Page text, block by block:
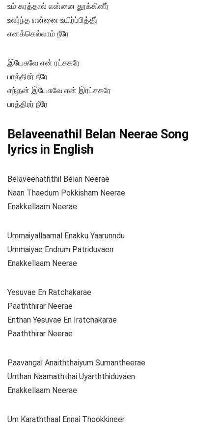
உம் கரத்தால் என்னை தூக்கினீர்
உலர்ந்த என்னை உயிர்ப்பித்தீர்
எனக்கெல்லாம் நீரே
இயேசுவே என் ரட்சகரே
பாத்திரர் நீரே
எந்தன் இயேசுவே என் இரட்சகரே
பாத்திரர் நீரே
Belaveenathil Belan Neerae Song
lyrics in English
Belaveenaththil Belan Neerae
Naan Thaedum Pokkisham Neerae
Enakkellaam Neerae
Ummaiyallaamal Enakku Yaarunndu
Ummaiyae Endrum Patriduvaen
Enakkellaam Neerae
Yesuvae En Ratchakarae
Paaththirar Neerae
Enthan Yesuvae En Iratchakarae
Paaththirar Neerae
Paavangal Anaiththaiyum Sumantheerae
Unthan Naamaththai Uyarththiduvaen
Enakkellaam Neerae
Um Karaththaal Ennai Thookkineer